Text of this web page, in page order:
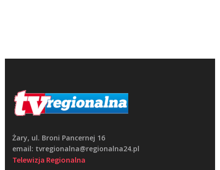
Żary, ul. Broni Pancernej 16
email: tvregionalna@regionalna24.pl
Telewizja Regionalna